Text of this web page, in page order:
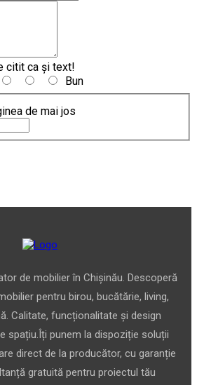
citit ca şi text!
Bun
de mai jos
de mobilier în Chișinău. Descoperă
pentru birou, bucătărie, living,
Calitate, funcționalitate și design
spațiu.Îți punem la dispoziție soluții
direct de la producător, cu garanție
gratuită pentru proiectul tău